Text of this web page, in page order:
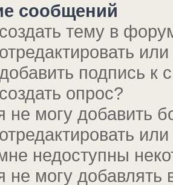
сообщений
тему в
подпись к
опрос?
не могу добавить
недоступны
не могу добавлять